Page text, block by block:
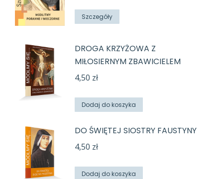
wynosiła:
Szczegóły
DROGA KRZYŻOWA Z
MIŁOSIERNYM ZBAWICIELEM
4,50 zł
Dodaj do koszyka
DO ŚWIĘTEJ SIOSTRY FAUSTYNY
4,50 zł
Dodaj do koszyka